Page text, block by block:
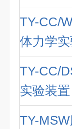
TY-CC/
体力学
TY-CC/
实验装置
TY-